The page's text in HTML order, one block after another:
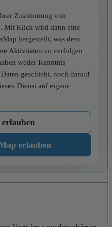
Zustimmung von
Mit Klick wird dann eine
hergestellt, was dem
Aktivitäten zu verfolgen
weder Kenntnis
geschieht, noch darauf
Dienst auf eigene
erlauben